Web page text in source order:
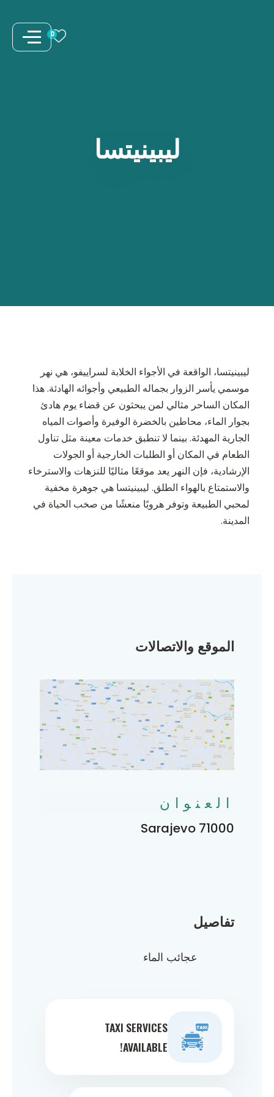
0
ليبينيتسا
ليبينيتسا، الواقعة في الأجواء الخلابة لسراييفو، هي نهر
موسمي يأسر الزوار بجماله الطبيعي وأجوائه الهادئة. هذا
المكان الساحر مثالي لمن يبحثون عن قضاء يوم هادئ
بجوار الماء، محاطين بالخضرة الوفيرة وأصوات المياه
الجارية المهدئة. بينما لا تنطبق خدمات معينة مثل تناول
الطعام في المكان أو الطلبات الخارجية أو الجولات
الإرشادية، فإن النهر يعد موقعًا مثاليًا للنزهات والاسترخاء
والاستمتاع بالهواء الطلق. ليبينيتسا هي جوهرة مخفية
لمحبي الطبيعة وتوفر هروبًا منعشًا من صخب الحياة في
المدينة.
تفاصيل
عجائب الماء
TAXI SERVICES
AVAILABLE!
الموقع والاتصالات
العنوان
71000 Sarajevo